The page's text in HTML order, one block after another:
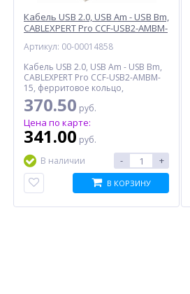
Кабель USB 2.0, USB Am - USB Bm,
CABLEXPERT Pro CCF-USB2-AMBM-
Артикул: 00-00014858
Кабель USB 2.0, USB Am - USB Bm,
CABLEXPERT Pro CCF-USB2-AMBM-
15, ферритовое кольцо,
позолоченные контакты, 4.5 м,
черный
370.50 руб.
Цена по карте:
341.00 руб.
В наличии
- +
В КОРЗИНУ